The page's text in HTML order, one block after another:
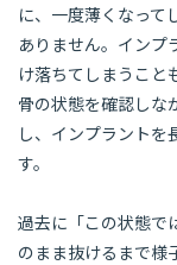
に、一度薄くなって
ありません。インプ
け落ちてしまうこと
骨の状態を確認しな
し、インプラントを
す。
過去に「この状態で
のまま抜けるまで様